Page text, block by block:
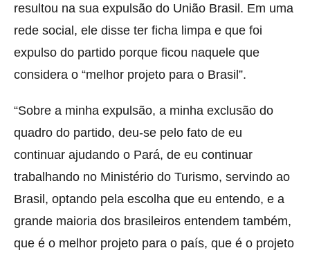
resultou na sua expulsão do União Brasil. Em uma
rede social, ele disse ter ficha limpa e que foi
expulso do partido porque ficou naquele que
considera o “melhor projeto para o Brasil”.
“Sobre a minha expulsão, a minha exclusão do
quadro do partido, deu-se pelo fato de eu
continuar ajudando o Pará, de eu continuar
trabalhando no Ministério do Turismo, servindo ao
Brasil, optando pela escolha que eu entendo, e a
grande maioria dos brasileiros entendem também,
que é o melhor projeto para o país, que é o projeto